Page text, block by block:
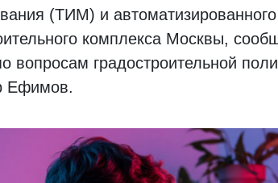
(ТИМ) и
комплекса Москвы,
вопросам градостроительной
Ефимов.